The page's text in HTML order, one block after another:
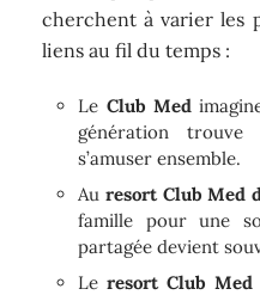
cherchent à varier les
liens au fil du temps :
Le Club Med
génération
s’amuser ensemble.
Au resort Club Med
famille pour une
partagée devient
Leresort Club Med